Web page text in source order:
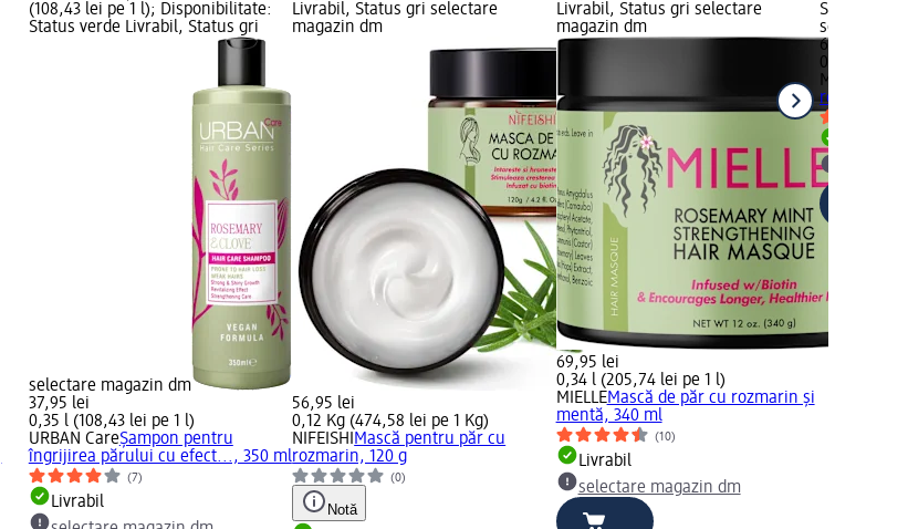
(108,43 lei pe 1 l); Disponibilitate:
Status verde Livrabil, Status gri
selectare magazin dm
37,95 lei
0,35 l (108,43 lei pe 1 l)
URBAN CareȘampon pentru
îngrijirea părului cu efect..., 350 ml
(7)
Livrabil
Livrabil, Status gri selectare
magazin dm
56,95 lei
0,12 Kg (474,58 lei pe 1 Kg)
NIFEISHI Mască pentru păr cu
rozmarin, 120 g
(0)
Notă
Livrabil, Status gri selectare
magazin dm
69,95 lei
0,34 l (205,74 lei pe 1 l)
MIELLEMască de păr cu rozmarin și
mentă, 340 ml
(10)
Livrabil
selectare magazin dm
Status
selectare
69,95 lei
0,059 l
MIELLE
rozmarin si